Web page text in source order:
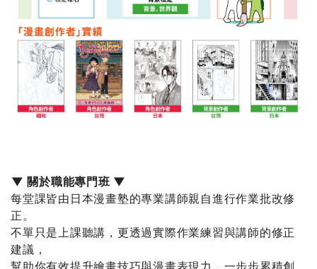
▼ 關於職能專門班 ▼
每堂課皆由日本漫畫塾的專業講師親自進行作業批改修
正。
不單只是上課聽講，更透過實際作業練習與講師的修正
建議，